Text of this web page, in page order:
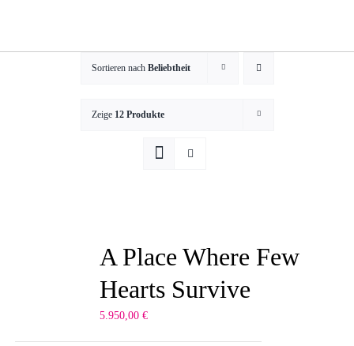
springen
Sortieren nach Beliebtheit
Zeige 12 Produkte
A Place Where Few
Hearts Survive
5.950,00 €